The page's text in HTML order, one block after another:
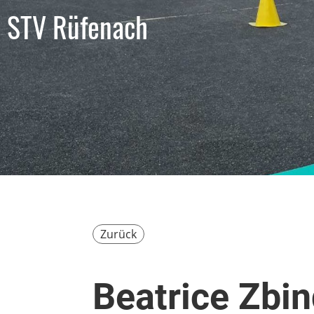
STV Rüfenach
Zurück
Beatrice